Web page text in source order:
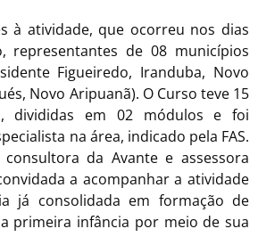
à atividade, que ocorreu nos dias
representantes de 08 municípios
Figueiredo, Iranduba, Novo
Novo Aripuanã). O Curso teve 15
divididas em 02 módulos e foi
na área, indicado pela FAS.
da Avante e assessora
a acompanhar a atividade
já consolidada em formação de
primeira infância por meio de sua